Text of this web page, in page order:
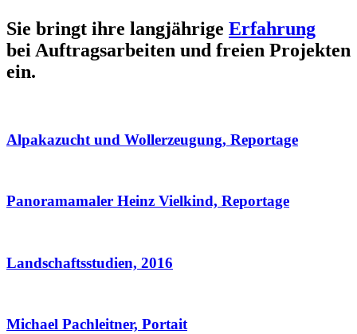
Sie bringt ihre langjährige Erfahrung
bei Auftragsarbeiten und freien Projekten
ein.
Alpakazucht und Wollerzeugung, Reportage
Panoramamaler Heinz Vielkind, Reportage
Landschaftsstudien, 2016
Michael Pachleitner, Portait